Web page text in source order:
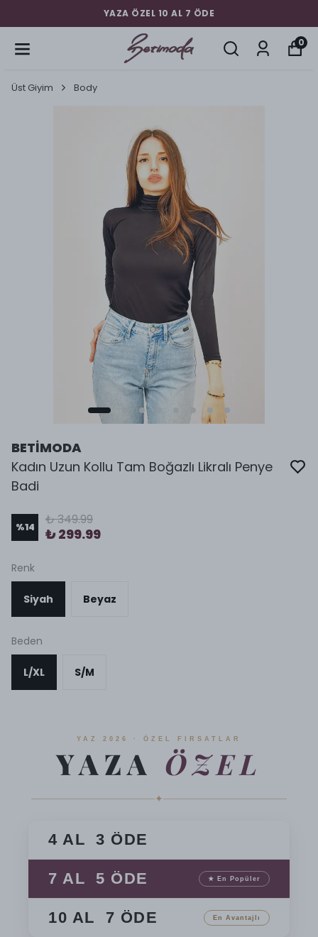
YAZA ÖZEL 10 AL 7 ÖDE
0
Üst Giyim Body
BETİMODA
Kadın Uzun Kollu Tam Boğazlı Likralı Penye
Badi
%14 ₺ 349.99
₺ 299.99
Renk
Siyah Beyaz
Beden
L/XL S/M
YAZ 2026 · ÖZEL FIRSATLAR
YAZA ÖZEL
✦
4 AL 3 ÖDE
7 AL 5 ÖDE ★ En Popüler
10 AL 7 ÖDE En Avantajlı